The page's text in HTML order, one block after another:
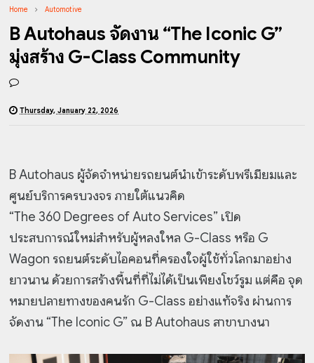
Home Automotive
B Autohaus จัดงาน “The Iconic G”
มุ่งสร้าง G-Class Community
Thursday, January 22, 2026
B Autohaus ผู้จัดจำหน่ายรถยนต์นำเข้าระดับพรีเมียมและ
ศูนย์บริการครบวงจร ภายใต้แนวคิด
“The 360 Degrees of Auto Services” เปิด
ประสบการณ์ใหม่สำหรับผู้หลงใหล G-Class หรือ G
Wagon รถยนต์ระดับไอคอนที่ครองใจผู้ใช้ทั่วโลกมาอย่าง
ยาวนาน ด้วยการสร้างพื้นที่ที่ไม่ได้เป็นเพียงโชว์รูม แต่คือ จุด
หมายปลายทางของคนรัก G-Class อย่างแท้จริง ผ่านการ
จัดงาน “The Iconic G” ณ B Autohaus สาขาบางนา